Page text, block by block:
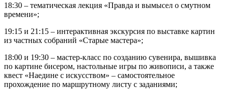
18:30 – тематическая лекция «Правда и вымысел о смутном
времени»;
19:15 и 21:15 – интерактивная экскурсия по выставке картин
из частных собраний «Старые мастера»;
18:00 и 19:30 – мастер-класс по созданию сувенира, вышивка
по картине бисером, настольные игры по живописи, а также
квест «Наедине с искусством» – самостоятельное
прохождение по маршрутному листу с заданиями;